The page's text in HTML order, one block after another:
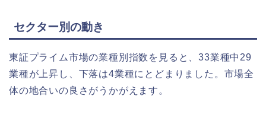
セクター別の動き
東証プライム市場の業種別指数を見ると、33業種中29
業種が上昇し、下落は4業種にとどまりました。市場全
体の地合いの良さがうかがえます。